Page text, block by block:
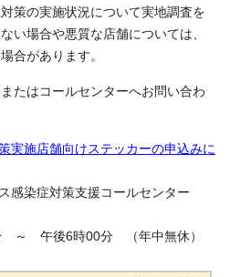
策の実施状況について実地調査を
い場合や悪質な店舗については、
合があります。
たはコールセンターへお問い合わ
実施店舗向けステッカーの申込みに
感染症対策支援コールセンター
～ 午後6時00分 （年中無休）